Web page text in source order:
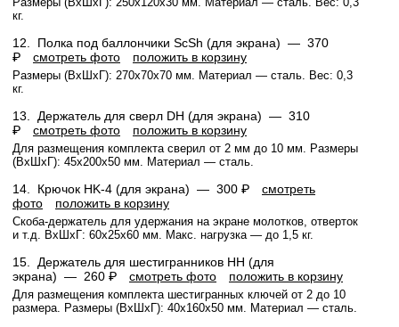
кг.
12. Полка под баллончики ScSh (для экрана) — 370
₽
смотреть фото положить в корзину
Размеры (ВхШхГ): 270х70х70 мм. Материал — сталь. Вес: 0,3
кг.
13. Держатель для сверл DH (для экрана) — 310
₽
смотреть фото положить в корзину
Для размещения комплекта сверил от 2 мм до 10 мм. Размеры
(ВхШхГ): 45x200x50 мм. Материал — сталь.
14. Крючок HK-4 (для экрана) — 300 ₽
смотреть
фото
положить в корзину
Скоба-держатель для удержания на экране молотков, отверток
и т.д. ВхШхГ: 60x25x60 мм. Макс. нагрузка — до 1,5 кг.
15. Держатель для шестигранников HH (для
экрана) — 260 ₽ смотреть фото положить в корзину
Для размещения комплекта шестигранных ключей от 2 до 10
размера. Размеры (ВхШхГ): 40x160x50 мм. Материал — сталь.